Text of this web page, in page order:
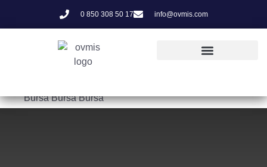
0 850 308 50 17 info@ovmis.com
Bursa Bursa Bursa